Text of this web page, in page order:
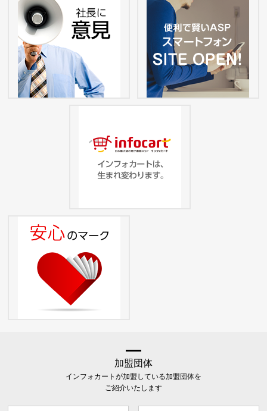
加盟団体
インフォカートが加盟している加盟団体を
ご紹介いたします